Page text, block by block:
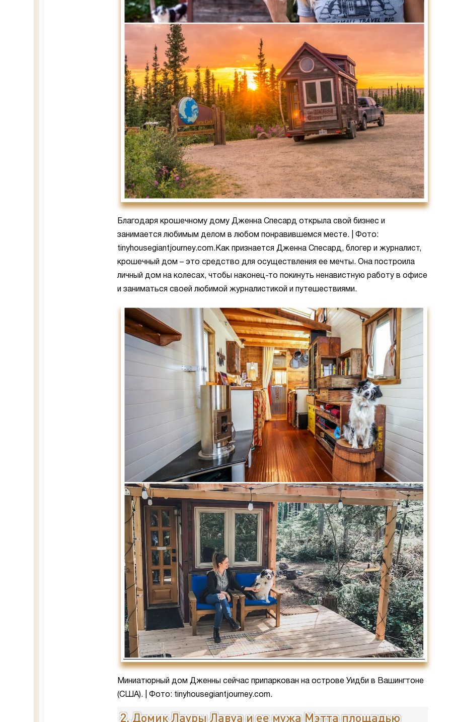
Благодаря крошечному дому Дженна Спесард открыла свой бизнес и
занимается любимым делом в любом понравившемся месте. | Фото:
tinyhousegiantjourney.com.Как признается Дженна Спесард, блогер и журналист,
крошечный дом – это средство для осуществления ее мечты. Она построила
личный дом на колесах, чтобы наконец-то покинуть ненавистную работу в офисе
и заниматься своей любимой журналистикой и путешествиями.
Миниатюрный дом Дженны сейчас припаркован на острове Уидби в Вашингтоне
(США). | Фото: tinyhousegiantjourney.com.
2. Домик Лауры Лавуа и ее мужа Мэтта площадью